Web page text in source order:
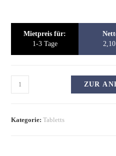
Mietpreis für:
1-3 Tage
2,10
ZUR
Kategorie:Tabletts